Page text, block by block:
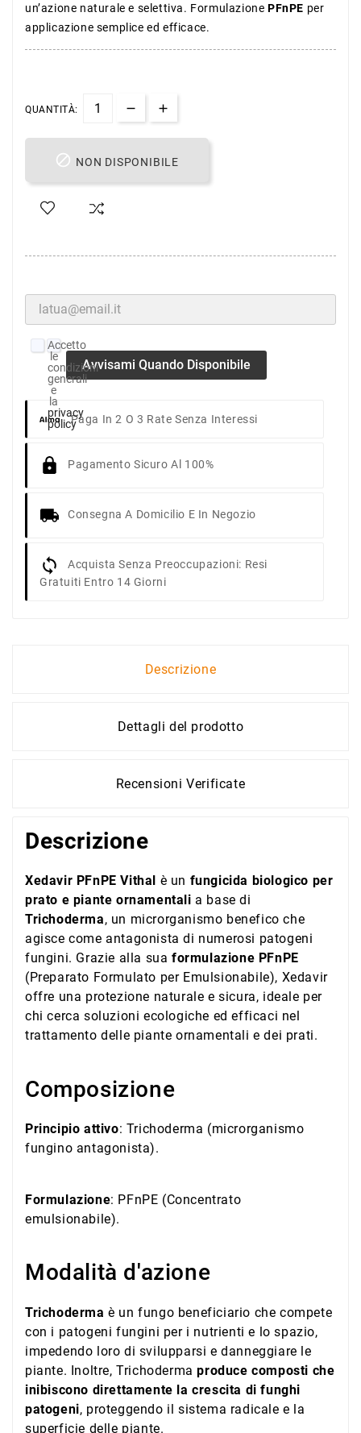
un’azione naturale e selettiva. FormulazionePFnPE per
applicazione semplice ed efficace.
QUANTITÀ:
 NON DISPONIBILE
Accetto
le
condizioni
generali
e
la
privacy
policy
Avvisami Quando Disponibile
Paga In 2 O 3 Rate Senza Interessi
Pagamento Sicuro Al 100%
Consegna A Domicilio E In Negozio
Acquista Senza Preoccupazioni: Resi
Gratuiti Entro 14 Giorni
Descrizione
Dettagli del prodotto
Recensioni Verificate
Descrizione
Xedavir PFnPE Vithal è un fungicida biologico per
prato e piante ornamentali a base di
Trichoderma, un microrganismo benefico che
agisce come antagonista di numerosi patogeni
fungini. Grazie alla suaformulazione PFnPE
(Preparato Formulato per Emulsionabile), Xedavir
offre una protezione naturale e sicura, ideale per
chi cerca soluzioni ecologiche ed efficaci nel
trattamento delle piante ornamentali e dei prati.
Composizione
Principio attivo: Trichoderma (microrganismo
fungino antagonista).
Formulazione: PFnPE (Concentrato
emulsionabile).
Modalità d'azione
Trichoderma è un fungo beneficiario che compete
con i patogeni fungini per i nutrienti e lo spazio,
impedendo loro di svilupparsi e danneggiare le
piante. Inoltre, Trichodermaproduce composti che
inibiscono direttamente la crescita di funghi
patogeni, proteggendo il sistema radicale e la
superficie delle piante.